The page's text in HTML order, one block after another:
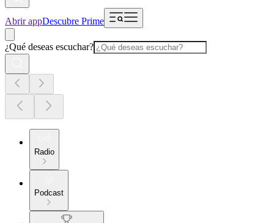
Abrir appDescubre Prime
¿Qué deseas escuchar?
Radio
Podcast